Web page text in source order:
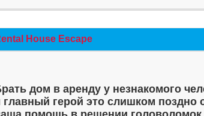
House Escape
дом в аренду у незнакомого
главный герой это слишком поздно